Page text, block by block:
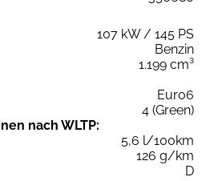
107 kW / 145 PS
Benzin
1.199 cm³
Euro6
4 (Green)
nach WLTP:
5,6 l/100km
126 g/km
D